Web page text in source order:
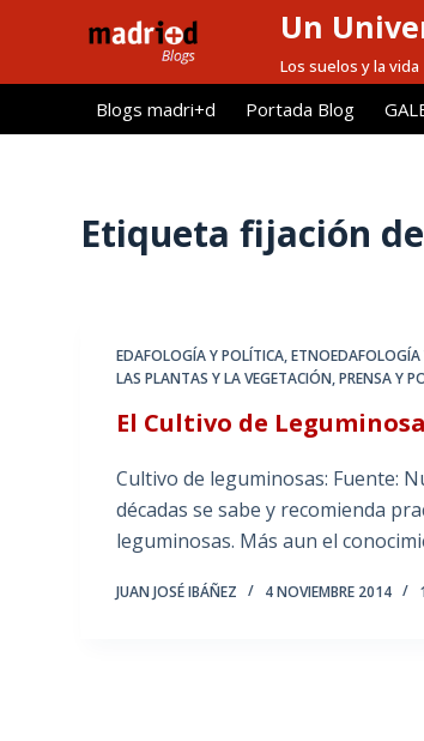
l
Un
Los suelos y la vida
Blogs madri+d Portada Blog
Etiqueta fijación
EDAFOLOGÍA Y POLÍTICA,
LAS PLANTAS Y LA VEGETACIÓN,PRENSA Y
El Cultivo de
Cultivo de leguminosas: Fuente:
décadas se sabe y recomienda
leguminosas. Más aun el
JUAN JOSÉ IBÁÑEZ 4 NOVIEMBRE 2014